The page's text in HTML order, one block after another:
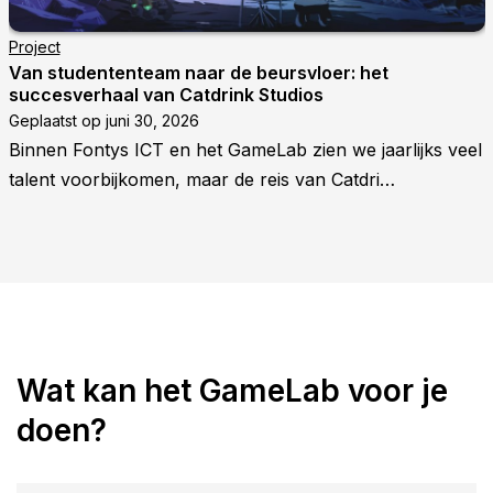
Project
Van studententeam naar de beursvloer: het
succesverhaal van Catdrink Studios
Geplaatst op juni 30, 2026
Binnen Fontys ICT en het GameLab zien we jaarlijks veel
talent voorbijkomen, maar de reis van Catdri…
Wat kan het GameLab voor je
doen?